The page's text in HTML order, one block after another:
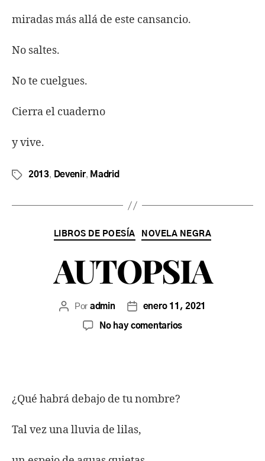
miradas más allá de este cansancio.
No saltes.
No te cuelgues.
Cierra el cuaderno
y vive.
2013, Devenir, Madrid
LIBROS DE POESÍA NOVELA NEGRA
AUTOPSIA
Por admin enero 11, 2021
No hay comentarios
¿Qué habrá debajo de tu nombre?
Tal vez una lluvia de lilas,